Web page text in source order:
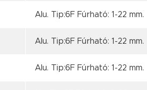
Alu. Tip:6F Fúrható: 1-22 mm.
Alu. Tip:6F Fúrható: 1-22 mm.
Alu. Tip:6F Fúrható: 1-22 mm.